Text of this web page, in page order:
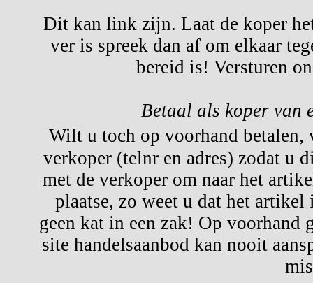
Dit kan link zijn. Laat de koper
ver is spreek dan af om elkaar
bereid is! Versturen
Betaal als koper van
Wilt u toch op voorhand
verkoper (telnr en adres) zodat u
met de verkoper om naar het
plaatse, zo weet u dat het artikel
geen kat in een zak! Op
site handelsaanbod kan nooit